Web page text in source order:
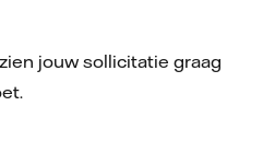
jouw sollicitatie graag